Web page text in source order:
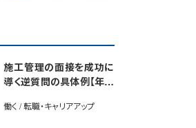
施工管理の面接を成功に
導く逆質問の具体例【年間
採用するプロが解説】
働く / 転職・キャリアアップ